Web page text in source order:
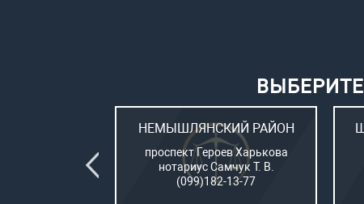
НЕМЫШЛЯНСКИЙ РАЙОН
проспект Героев Харькова
нотариус Самчук Т. В.
(099)182-13-77